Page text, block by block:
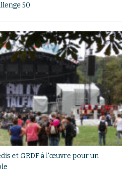
50
et GRDF à l'œuvre pour un